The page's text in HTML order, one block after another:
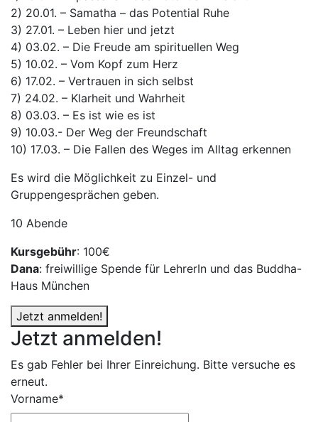
2) 20.01. – Samatha – das Potential Ruhe
3) 27.01. – Leben hier und jetzt
4) 03.02. – Die Freude am spirituellen Weg
5) 10.02. – Vom Kopf zum Herz
6) 17.02. – Vertrauen in sich selbst
7) 24.02. – Klarheit und Wahrheit
8) 03.03. – Es ist wie es ist
9) 10.03.- Der Weg der Freundschaft
10) 17.03. – Die Fallen des Weges im Alltag erkennen
Es wird die Möglichkeit zu Einzel- und
Gruppengesprächen geben.
10 Abende
Kursgebühr: 100€
Dana: freiwillige Spende für LehrerIn und das Buddha-
Haus München
Jetzt anmelden!
Jetzt anmelden!
Es gab Fehler bei Ihrer Einreichung. Bitte versuche es
erneut.
Vorname*